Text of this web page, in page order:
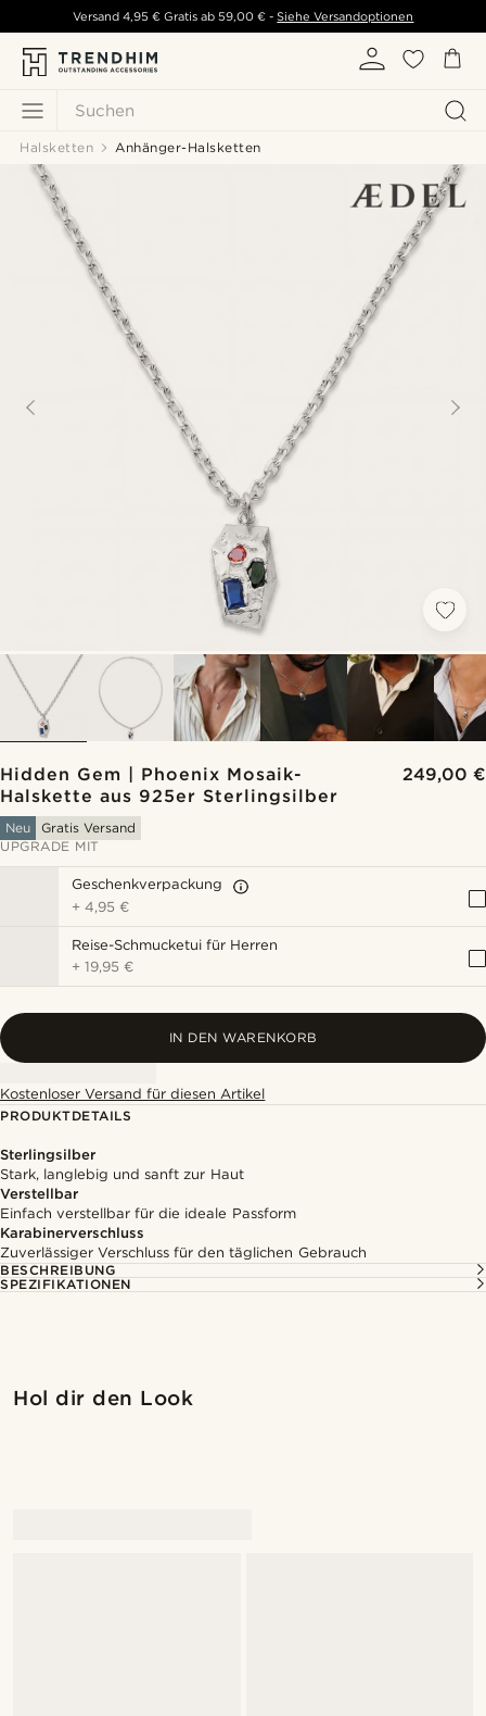
Suchen
Versand 4,95 € Gratis ab 59,00 € - Siehe Versandoptionen
Halsketten Anhänger-Halsketten
Hidden Gem | Phoenix Mosaik-
Halskette aus 925er Sterlingsilber
249,00 €
Neu
Gratis Versand
UPGRADE MIT
Geschenkverpackung
+4,95 €
Reise-Schmucketui für Herren
+19,95 €
IN DEN WARENKORB
Kostenloser Versand für diesen Artikel
PRODUKTDETAILS
Sterlingsilber
Stark, langlebig und sanft zur Haut
Verstellbar
Einfach verstellbar für die ideale Passform
Karabinerverschluss
Zuverlässiger Verschluss für den täglichen Gebrauch
BESCHREIBUNG
SPEZIFIKATIONEN
Hol dir den Look